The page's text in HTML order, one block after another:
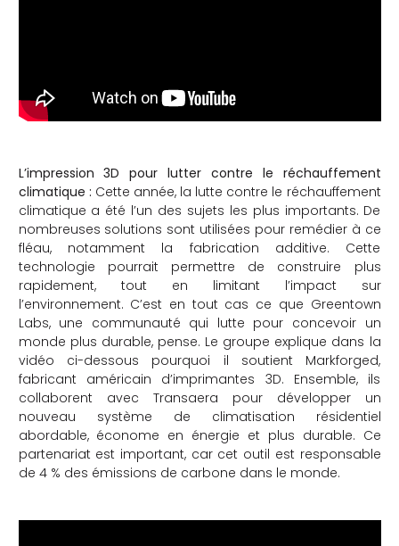
L’impression 3D pour lutter contre le réchauffement
climatique : Cette année, la lutte contre le réchauffement
climatique a été l’un des sujets les plus importants. De
nombreuses solutions sont utilisées pour remédier à ce
fléau, notamment la fabrication additive. Cette
technologie pourrait permettre de construire plus
rapidement, tout en limitant l’impact sur
l’environnement. C’est en tout cas ce que Greentown
Labs, une communauté qui lutte pour concevoir un
monde plus durable, pense. Le groupe explique dans la
vidéo ci-dessous pourquoi il soutient Markforged,
fabricant américain d’imprimantes 3D. Ensemble, ils
collaborent avec Transaera pour développer un
nouveau système de climatisation résidentiel
abordable, économe en énergie et plus durable. Ce
partenariat est important, car cet outil est responsable
de 4 % des émissions de carbone dans le monde.